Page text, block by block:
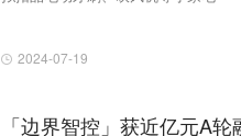
2024-07-19
「边界智控」获近亿元A